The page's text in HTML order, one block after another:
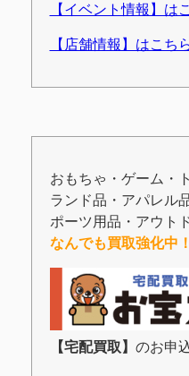
【イベント情報】は
【店舗情報】はこち
おもちゃ・ゲーム・
ランド品・アパレル
ポーツ用品・アウト
なんでも買取強化中！
【宅配買取】 のお申